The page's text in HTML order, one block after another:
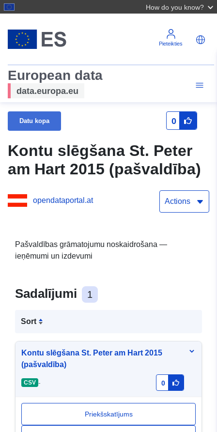
How do you know?
Pieteikties
European data
data.europa.eu
Datu kopa 0
Kontu slēgšana St. Peter
am Hart 2015 (pašvaldība)
opendataportal.at Actions
Pašvaldības grāmatojumu noskaidrošana —
ieņēmumi un izdevumi
Sadalījumi 1
Sort
Kontu slēgšana St. Peter am Hart 2015
(pašvaldība)
CSV - 0
Priekšskatījums